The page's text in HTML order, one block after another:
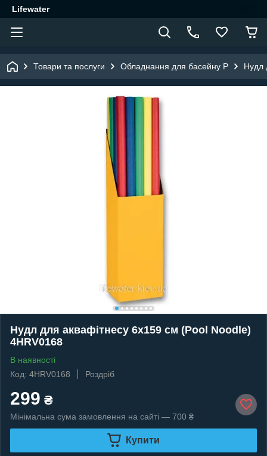
Lifewater
Товари та послуги Обладнання для басейну P Нудл
Нудл для аквафітнесу 6х159 см (Pool Noodle)
4HRV0168
В наявності
Код: 4HRV0168
Роздріб
299 ₴
Мінімальна сума замовлення на сайті — 700 ₴
Купити